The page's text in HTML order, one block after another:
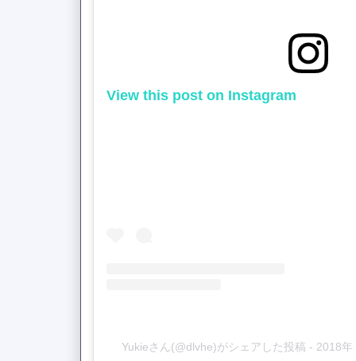
View this post on Instagram
Yukieさん(@dlvhe)がシェアした投稿 - 2018年